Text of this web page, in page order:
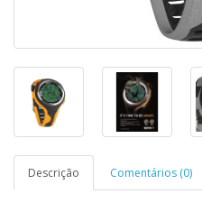
Descrição Comentários (0)